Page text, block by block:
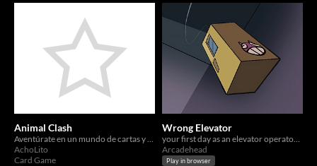
Animal Clash
AchoLito
Card Game
Wrong Elevator
Arcadehead
Play in browser